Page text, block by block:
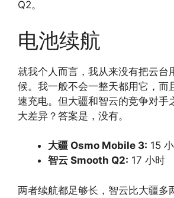
Q2。
电池续航
就我个人而言，我从来没有把云台
候。我一般不会一整天都用它，而
速充电。但大疆和智云的竞争对手
大差异？答案是，没有。
大疆 Osmo Mobile 3: 15
智云 Smooth Q2: 17 小时
两者续航都足够长，智云比大疆多